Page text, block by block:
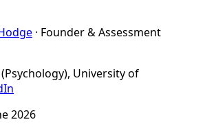
· Founder & Assessment
University of
2026